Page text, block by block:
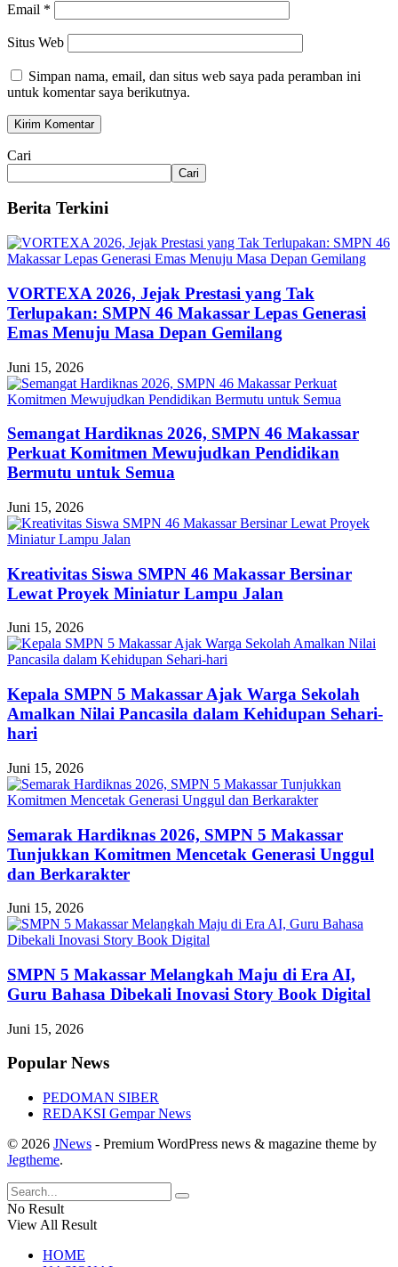
Email *
Situs Web
Simpan nama, email, dan situs web saya pada peramban ini
untuk komentar saya berikutnya.
Cari
Cari
Berita Terkini
VORTEXA 2026, Jejak Prestasi yang Tak
Terlupakan: SMPN 46 Makassar Lepas Generasi
Emas Menuju Masa Depan Gemilang
Juni 15, 2026
Semangat Hardiknas 2026, SMPN 46 Makassar
Perkuat Komitmen Mewujudkan Pendidikan
Bermutu untuk Semua
Juni 15, 2026
Kreativitas Siswa SMPN 46 Makassar Bersinar
Lewat Proyek Miniatur Lampu Jalan
Juni 15, 2026
Kepala SMPN 5 Makassar Ajak Warga Sekolah
Amalkan Nilai Pancasila dalam Kehidupan Sehari-
hari
Juni 15, 2026
Semarak Hardiknas 2026, SMPN 5 Makassar
Tunjukkan Komitmen Mencetak Generasi Unggul
dan Berkarakter
Juni 15, 2026
SMPN 5 Makassar Melangkah Maju di Era AI,
Guru Bahasa Dibekali Inovasi Story Book Digital
Juni 15, 2026
Popular News
PEDOMAN SIBER
REDAKSI Gempar News
© 2026 JNews - Premium WordPress news & magazine theme by
Jegtheme.
No Result
View All Result
HOME